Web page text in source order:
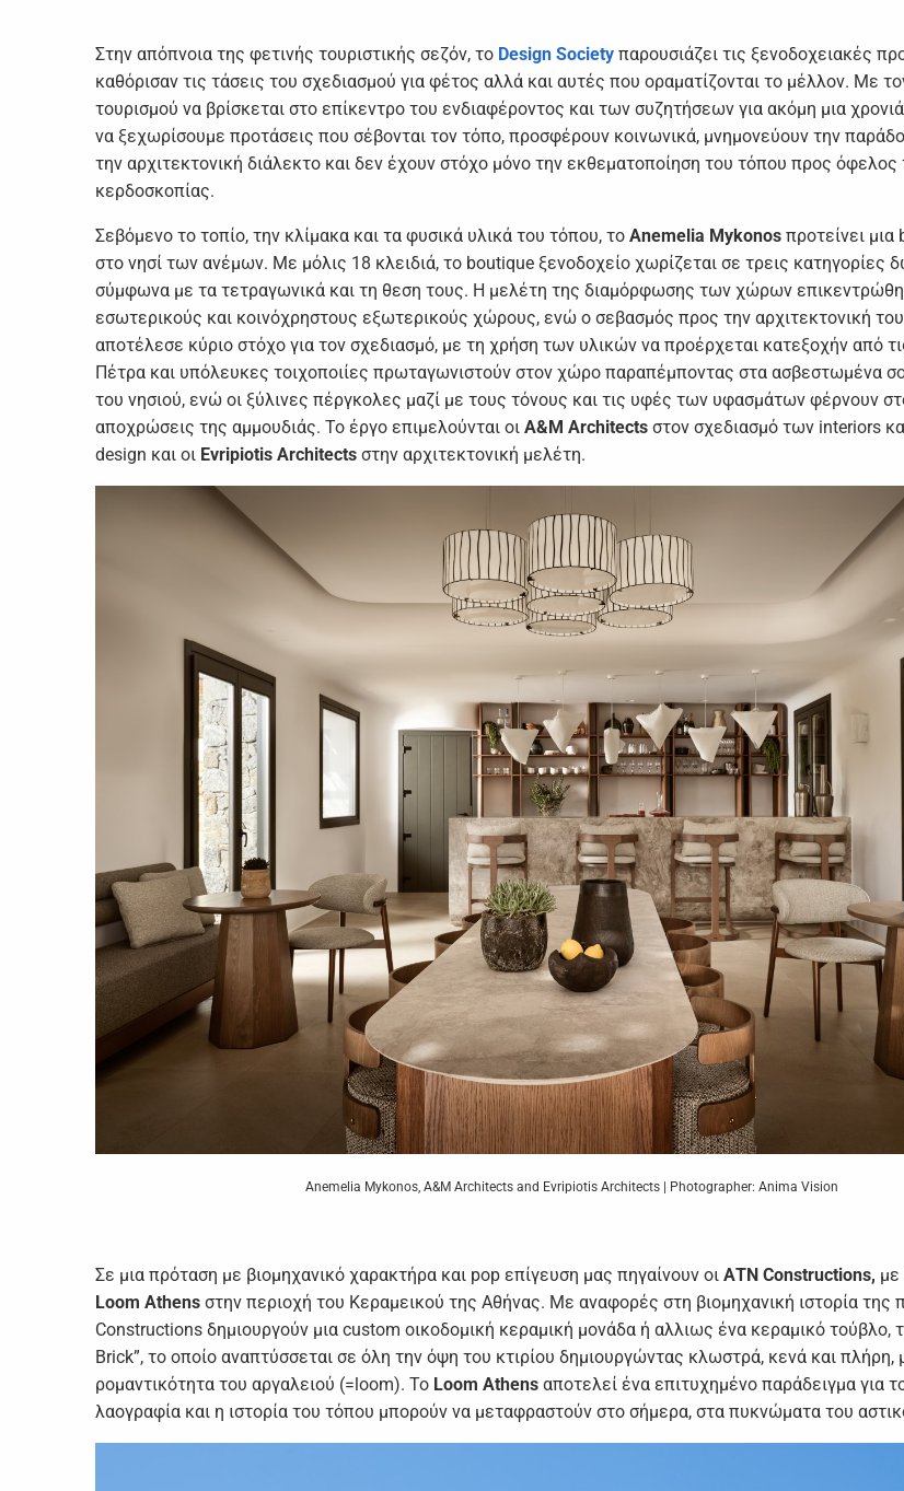
Στην απόπνοια της φετινής τουριστικής σεζόν, το Design Society παρουσιάζει τις ξενοδοχειακές
καθόρισαν τις τάσεις του σχεδιασμού για φέτος αλλά και αυτές που οραματίζονται το μέλλον. Με
τουρισμού να βρίσκεται στο επίκεντρο του ενδιαφέροντος και των συζητήσεων για ακόμη μια
να ξεχωρίσουμε προτάσεις που σέβονται τον τόπο, προσφέρουν κοινωνικά, μνημονεύουν την
την αρχιτεκτονική διάλεκτο και δεν έχουν στόχο μόνο την εκθεματοποίηση του τόπου προς όφελος
κερδοσκοπίας.
Σεβόμενο το τοπίο, την κλίμακα και τα φυσικά υλικά του τόπου, το Anemelia Mykonos προτείνει
στο νησί των ανέμων. Με μόλις 18 κλειδιά, το boutique ξενοδοχείο χωρίζεται σε τρεις κατηγορίες
σύμφωνα με τα τετραγωνικά και τη θεση τους. Η μελέτη της διαμόρφωσης των χώρων
εσωτερικούς και κοινόχρηστους εξωτερικούς χώρους, ενώ ο σεβασμός προς την αρχιτεκτονική
αποτέλεσε κύριο στόχο για τον σχεδιασμό, με τη χρήση των υλικών να προέρχεται κατεξοχήν από
Πέτρα και υπόλευκες τοιχοποιίες πρωταγωνιστούν στον χώρο παραπέμποντας στα ασβεστωμένα
του νησιού, ενώ οι ξύλινες πέργκολες μαζί με τους τόνους και τις υφές των υφασμάτων φέρνουν
αποχρώσεις της αμμουδιάς. Το έργο επιμελούνται οι A&M Architects στον σχεδιασμό των interiors
design και οι Evripiotis Architects στην αρχιτεκτονική μελέτη.
Anemelia Mykonos, A&M Architects and Evripiotis Architects | Photographer: Anima Vision
Σε μια πρόταση με βιομηχανικό χαρακτήρα και pop επίγευση μας πηγαίνουν οι ΑΤΝ Constructions, με
Loom Athens στην περιοχή του Κεραμεικού της Αθήνας. Με αναφορές στη βιομηχανική ιστορία της
Constructions δημιουργούν μια custom οικοδομική κεραμική μονάδα ή αλλιως ένα κεραμικό τούβλο,
Brick”, το οποίο αναπτύσσεται σε όλη την όψη του κτιρίου δημιουργώντας κλωστρά, κενά και πλήρη,
ρομαντικότητα του αργαλειού (=loom). Το Loom Athens αποτελεί ένα επιτυχημένο παράδειγμα για
λαογραφία και η ιστορία του τόπου μπορούν να μεταφραστούν στο σήμερα, στα πυκνώματα του